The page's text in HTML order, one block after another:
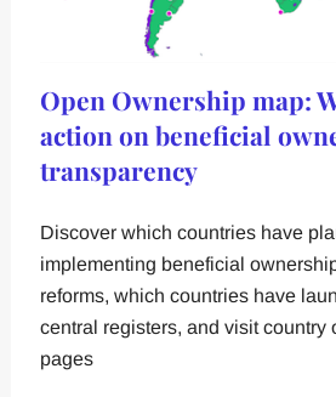
Open Ownership map:
action on beneficial
transparency
Discover which countries have
implementing beneficial
reforms, which countries have
central registers, and visit country
pages